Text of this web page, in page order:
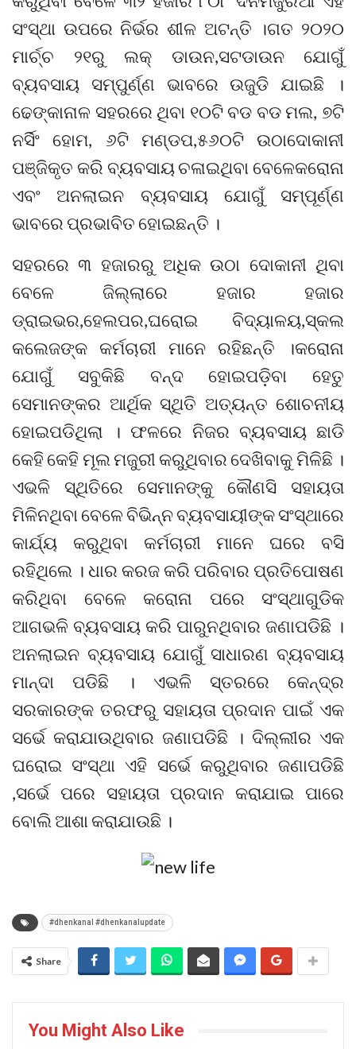
ସଂସ୍ଥା ଉପରେ ନିର୍ଭର ଶୀଳ ଅଟନ୍ତି ।ଗତ ୨୦୨୦
ମାର୍ଚ୍ଚ ୨୧ରୁ ଲକ୍ ଡାଉନ,ସଟଡାଉନ ଯୋଗୁଁ
ବ୍ୟବସାୟ ସମ୍ପୁର୍ଣ୍ଣ ଭାବରେ ଉଜୁଡି ଯାଇଛି ।
ଢେଙ୍କାନାଳ ସହରରେ ଥିବା ୧୦ଟି ବଡ ବଡ ମଲ, ୭ଟି
ନର୍ସିଂ ହୋମ, ୬ଟି ମଣ୍ଡପ,୫୬୦ଟି ଉଠାଦୋକାନୀ
ପଞ୍ଜିକୃତ କରି ବ୍ୟବସାୟ ଚଳାଇଥିବା ବେଳେକରୋନା
ଏବଂ ଅନଲାଇନ ବ୍ୟବସାୟ ଯୋଗୁଁ ସମ୍ପୂର୍ଣ୍ଣ
ଭାବରେ ପ୍ରଭାବିତ ହୋଇଛନ୍ତି ।
ସହରରେ ୩ ହଜାରରୁ ଅଧିକ ଉଠା ଦୋକାନୀ ଥିବା
ବେଳେ ଜିଲ୍ଲାରେ ହଜାର ହଜାର
ଡ୍ରାଇଭର,ହେଲପର,ଘରୋଇ ବିଦ୍ୟାଳୟ,ସ୍କଲ
କଲେଜଙ୍କ କର୍ମଚାରୀ ମାନେ ରହିଛନ୍ତି ।କରୋନା
ଯୋଗୁଁ ସବୁକିଛି ବନ୍ଦ ହୋଇପଡ଼ିବା ହେତୁ
ସେମାନଙ୍କର ଆର୍ଥିକ ସ୍ଥିତି ଅତ୍ୟନ୍ତ ଶୋଚନୀୟ
ହୋଇପଡିଥିଲା । ଫଳରେ ନିଜର ବ୍ୟବସାୟ ଛାଡି
କେହି କେହି ମୂଲ ମଜୁରୀ କରୁଥିବାର ଦେଖିବାକୁ ମିଳିଛି ।
ଏଭଳି ସ୍ଥିତିରେ ସେମାନଙ୍କୁ କୌଣସି ସହାୟତା
ମିଳିନଥିବା ବେଳେ ବିଭିନ୍ନ ବ୍ୟବସାୟୀଙ୍କ ସଂସ୍ଥାରେ
କାର୍ଯ୍ୟ କରୁଥିବା କର୍ମଚାରୀ ମାନେ ଘରେ ବସି
ରହିଥିଲେ । ଧାର କରଜ କରି ପରିବାର ପ୍ରତିପୋଷଣ
କରିଥିବା ବେଳେ କରୋନା ପରେ ସଂସ୍ଥାଗୁଡିକ
ଆଗଭଳି ବ୍ୟବସାୟ କରି ପାରୁନଥିବାର ଜଣାପଡିଛି ।
ଅନଲାଇନ ବ୍ୟବସାୟ ଯୋଗୁଁ ସାଧାରଣ ବ୍ୟବସାୟ
ମାନ୍ଦା ପଡିଛି । ଏଭଳି ସ୍ତରରେ କେନ୍ଦ୍ର
ସରକାରଙ୍କ ତରଫରୁ ସହାୟତା ପ୍ରଦାନ ପାଇଁ ଏକ
ସର୍ଭେ କରାଯାଉଥିବାର ଜଣାପଡିଛି । ଦିଲ୍ଲୀର ଏକ
ଘରୋଇ ସଂସ୍ଥା ଏହି ସର୍ଭେ କରୁଥିବାର ଜଣାପଡିଛି
,ସର୍ଭେ ପରେ ସହାୟତା ପ୍ରଦାନ କରାଯାଇ ପାରେ
ବୋଲି ଆଶା କରାଯାଉଛି ।
#dhenkanal #dhenkanalupdate
Share
You Might Also Like